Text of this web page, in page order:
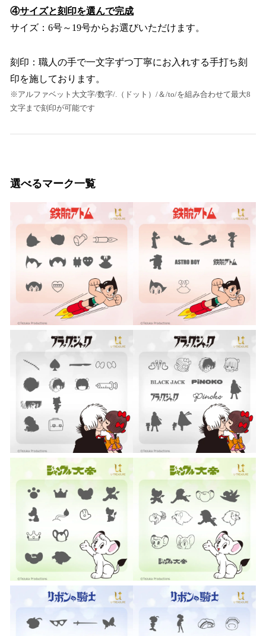
④サイズと刻印を選んで完成
サイズ：6号～19号からお選びいただけます。
刻印：職人の手で一文字ずつ丁寧にお入れする手打ち刻
印を施しております。
※アルファベット大文字/数字/.（ドット）/＆/to/を組み合わせて最大8
文字まで刻印が可能です
選べるマーク一覧